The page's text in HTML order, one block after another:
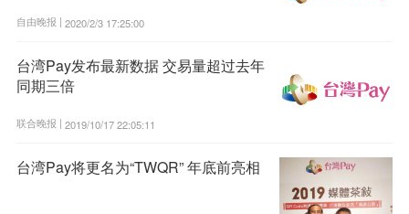
自由晚报 | 2020/2/3 17:25:00
台湾Pay发布最新数据 交易量超过去年
同期三倍
联合晚报 | 2019/10/17 22:05:11
台湾Pay将更名为“TWQR” 年底前亮相